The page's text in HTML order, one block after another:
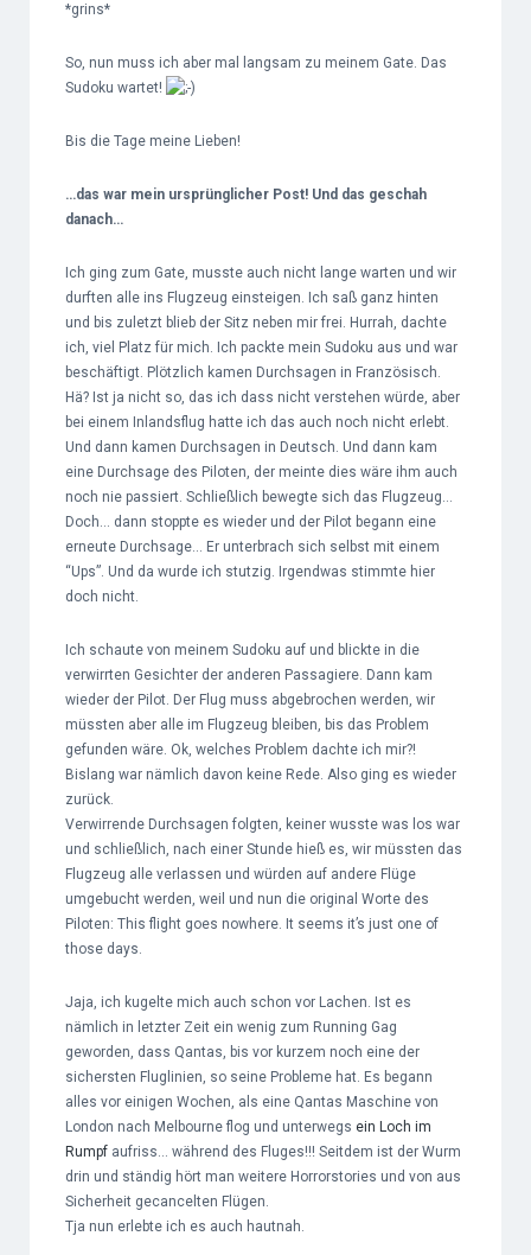
*grins*
So, nun muss ich aber mal langsam zu meinem Gate. Das
Sudoku wartet!
Bis die Tage meine Lieben!
…das war mein ursprünglicher Post! Und das geschah
danach…
Ich ging zum Gate, musste auch nicht lange warten und wir
durften alle ins Flugzeug einsteigen. Ich saß ganz hinten
und bis zuletzt blieb der Sitz neben mir frei. Hurrah, dachte
ich, viel Platz für mich. Ich packte mein Sudoku aus und war
beschäftigt. Plötzlich kamen Durchsagen in Französisch.
Hä? Ist ja nicht so, das ich dass nicht verstehen würde, aber
bei einem Inlandsflug hatte ich das auch noch nicht erlebt.
Und dann kamen Durchsagen in Deutsch. Und dann kam
eine Durchsage des Piloten, der meinte dies wäre ihm auch
noch nie passiert. Schließlich bewegte sich das Flugzeug…
Doch… dann stoppte es wieder und der Pilot begann eine
erneute Durchsage… Er unterbrach sich selbst mit einem
“Ups”. Und da wurde ich stutzig. Irgendwas stimmte hier
doch nicht.
Ich schaute von meinem Sudoku auf und blickte in die
verwirrten Gesichter der anderen Passagiere. Dann kam
wieder der Pilot. Der Flug muss abgebrochen werden, wir
müssten aber alle im Flugzeug bleiben, bis das Problem
gefunden wäre. Ok, welches Problem dachte ich mir?!
Bislang war nämlich davon keine Rede. Also ging es wieder
zurück.
Verwirrende Durchsagen folgten, keiner wusste was los war
und schließlich, nach einer Stunde hieß es, wir müssten das
Flugzeug alle verlassen und würden auf andere Flüge
umgebucht werden, weil und nun die original Worte des
Piloten: This flight goes nowhere. It seems it’s just one of
those days.
Jaja, ich kugelte mich auch schon vor Lachen. Ist es
nämlich in letzter Zeit ein wenig zum Running Gag
geworden, dass Qantas, bis vor kurzem noch eine der
sichersten Fluglinien, so seine Probleme hat. Es begann
alles vor einigen Wochen, als eine Qantas Maschine von
London nach Melbourne flog und unterwegs ein Loch im
Rumpf aufriss… während des Fluges!!! Seitdem ist der Wurm
drin und ständig hört man weitere Horrorstories und von aus
Sicherheit gecancelten Flügen.
Tja nun erlebte ich es auch hautnah.